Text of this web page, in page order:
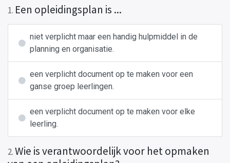
1. Een opleidingsplan is ...
niet verplicht maar een handig hulpmiddel in de
planning en organisatie.
een verplicht document op te maken voor een
ganse groep leerlingen.
een verplicht document op te maken voor elke
leerling.
2.Wie is verantwoordelijk voor het opmaken